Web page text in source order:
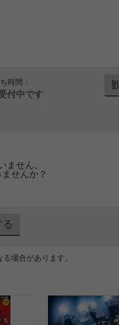
時間：
付中です
ません。
せんか？
場合があります。